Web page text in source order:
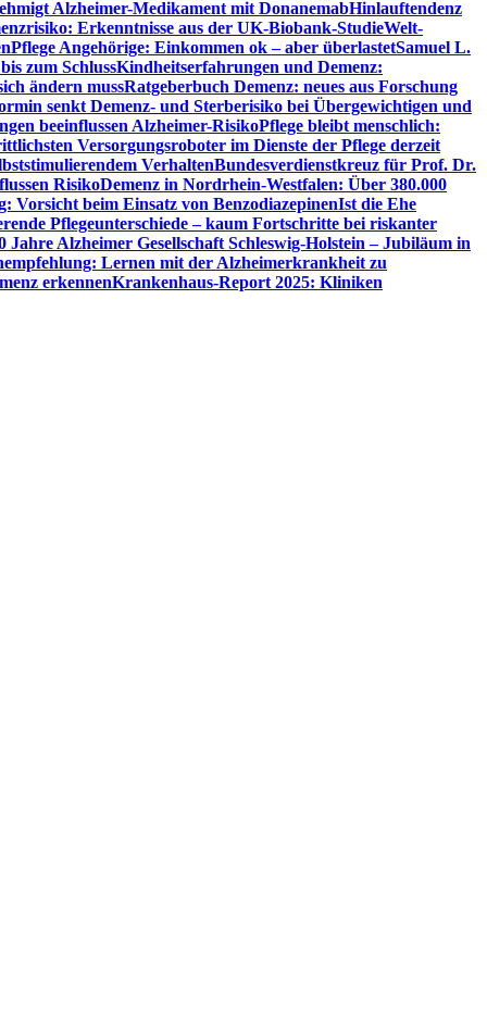
Alzheimer-Medikament mit DonanemabHinlauftendenz
Erkenntnisse aus der UK-Biobank-StudieWelt-
Pflege Angehörige: Einkommen ok – aber überlastetSamuel L.
zum SchlussKindheitserfahrungen und Demenz:
ändern mussRatgeberbuch Demenz: neues aus Forschung
senkt Demenz- und Sterberisiko bei Übergewichtigen und
beeinflussen Alzheimer-RisikoPflege bleibt menschlich:
Versorgungsroboter im Dienste der Pflege derzeit
VerhaltenBundesverdienstkreuz für Prof. Dr.
RisikoDemenz in Nordrhein-Westfalen: Über 380.000
Vorsicht beim Einsatz von BenzodiazepinenIst die Ehe
Pflegeunterschiede – kaum Fortschritte bei riskanter
Jahre Alzheimer Gesellschaft Schleswig-Holstein – Jubiläum in
Lernen mit der Alzheimerkrankheit zu
erkennenKrankenhaus-Report 2025: Kliniken